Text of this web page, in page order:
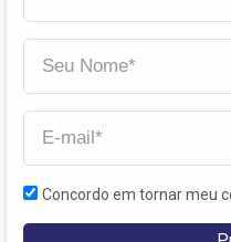
Concordo em tornar meu